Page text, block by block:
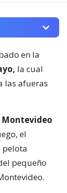
en la
la cual
las afueras
Montevideo
el
pelota
pequeño